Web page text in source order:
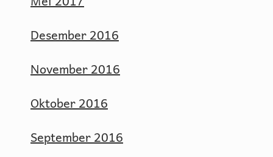
Desember 2016
November 2016
Oktober 2016
September 2016